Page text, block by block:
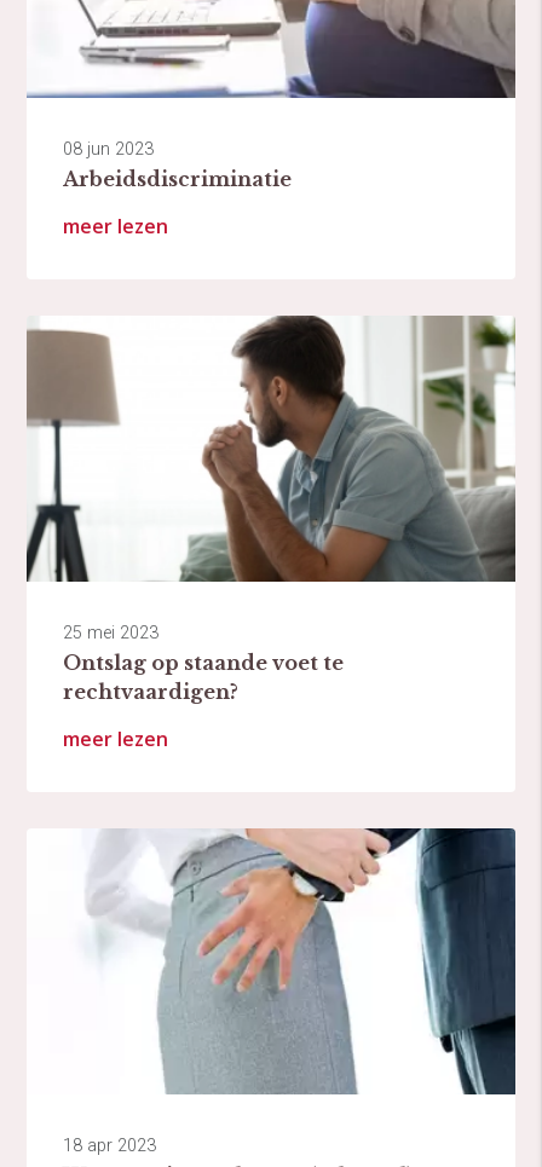
08 jun 2023
Arbeidsdiscriminatie
meer lezen
25 mei 2023
Ontslag op staande voet te
rechtvaardigen?
meer lezen
18 apr 2023